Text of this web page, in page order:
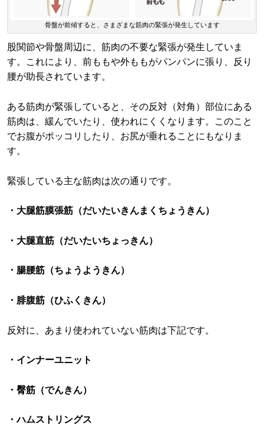
骨盤が前傾すると、さまざまな筋肉の緊張が発生しています
股関節や骨盤周辺に、筋肉の不要な緊張が発生していま
す。これにより、前ももや外ももがパンパンに張り、反り
腰が助長されています。
ある筋肉が緊張していると、その反対（対角）部位にある
筋肉は、緩んでいたり、使われにくくなります。このこと
でお腹がポッコリしたり、お尻が垂れることにもなりま
す。
緊張している主な筋肉は次の通りです。
・大腿筋膜張筋（だいたいきんまくちょうきん）
・大腿直筋（だいたいちょっきん）
・腸腰筋（ちょうようきん）
・腓腹筋（ひふくきん）
反対に、あまり使われていない筋肉は下記です。
・インナーユニット
・臀筋（でんきん）
・ハムストリングス